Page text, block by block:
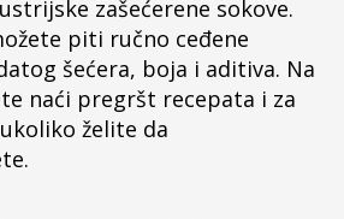
zašećerene sokove.
piti ručno ceđene
šećera, boja i aditiva. Na
naći pregršt recepata i za
želite da